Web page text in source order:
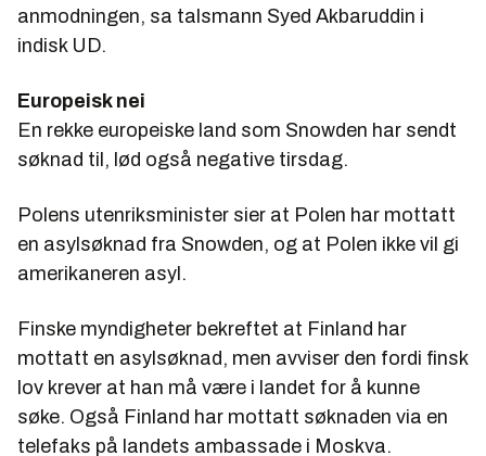
anmodningen, sa talsmann Syed Akbaruddin i
indisk UD.
Europeisk nei
En rekke europeiske land som Snowden har sendt
søknad til, lød også negative tirsdag.
Polens utenriksminister sier at Polen har mottatt
en asylsøknad fra Snowden, og at Polen ikke vil gi
amerikaneren asyl.
Finske myndigheter bekreftet at Finland har
mottatt en asylsøknad, men avviser den fordi finsk
lov krever at han må være i landet for å kunne
søke. Også Finland har mottatt søknaden via en
telefaks på landets ambassade i Moskva.